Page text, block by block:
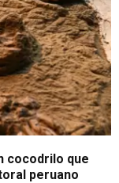
cocodrilo que
peruano